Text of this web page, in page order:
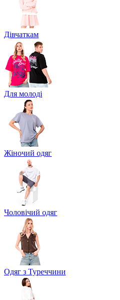
Дівчаткам
Для молоді
Жіночий одяг
Чоловічий одяг
Одяг з Туреччини